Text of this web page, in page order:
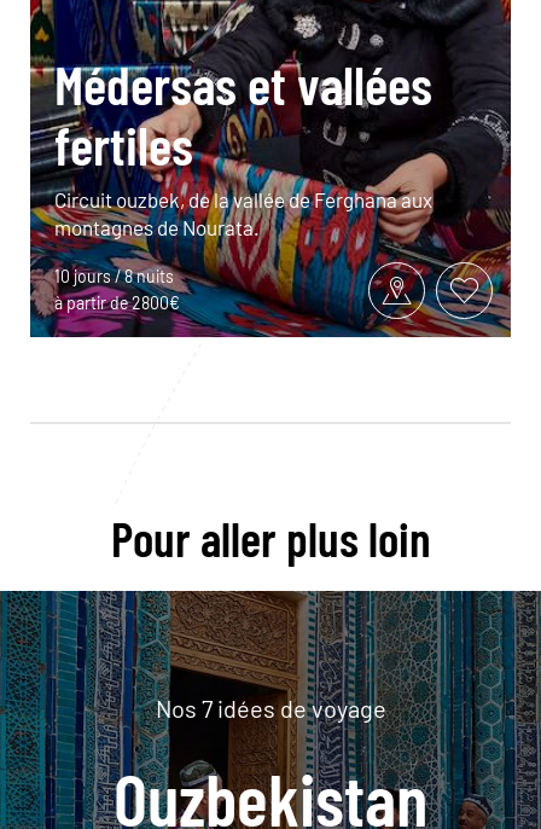
Médersas et vallées
fertiles
Circuit ouzbek, de la vallée de Ferghana aux
montagnes de Nourata.
10 jours / 8 nuits
à partir de 2800€
Pour aller plus loin
Nos 7 idées de voyage
Ouzbekistan